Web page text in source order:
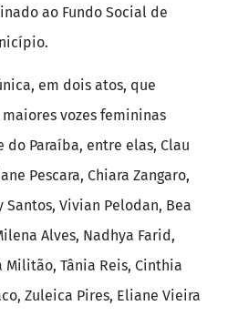
ao Fundo Social de
em dois atos, que
vozes femininas
do Paraíba, entre elas, Clau
Pescara, Chiara Zangaro,
Santos, Vivian Pelodan, Bea
Alves, Nadhya Farid,
Militão, Tânia Reis, Cinthia
Zuleica Pires, Eliane Vieira